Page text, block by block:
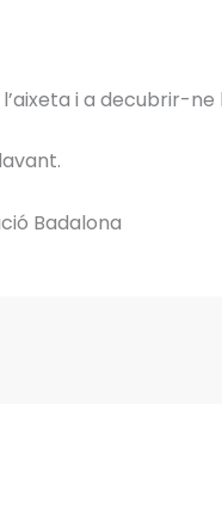
i a decubrir-
Badalona